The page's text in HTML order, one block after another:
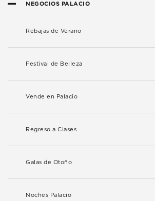
NEGOCIOS PALACIO
Rebajas de Verano
Festival de Belleza
Vende en Palacio
Regreso a Clases
Galas de Otoño
Noches Palacio